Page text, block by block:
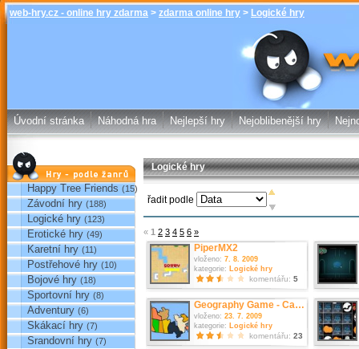
web-hry.cz - online hry zdarma > zdarma online hry > Logické hry
Logické hry
hry.cz -
Úvodní stránka Náhodná hra Nejlepší hry Nejoblibenější hry
Hry podle žánrů
Happy Tree Friends (15)
Závodní hry (188)
Logické hry (123)
Erotické hry (49)
Karetní hry (11)
Postřehové hry (10)
Bojové hry (18)
Sportovní hry (8)
Adventury (6)
Skákací hry (7)
Srandovní hry (7)
Logické hry
řadit podle
« 1 2 3 4 5 6 »
PiperMX2
vloženo: 7. 8. 2009
kategorie:
Logické hry
komentářu: 5
Geography Game - Canada
vloženo: 23. 7. 2009
kategorie:
Logické hry
komentářu: 23